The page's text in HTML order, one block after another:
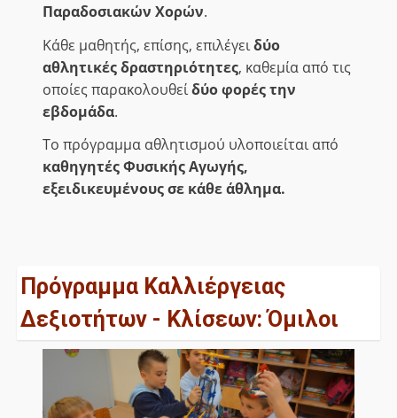
Παραδοσιακών Χορών.
Κάθε μαθητής, επίσης, επιλέγειδύο
αθλητικές δραστηριότητες, καθεμία από τις
οποίες παρακολουθείδύο φορές την
εβδομάδα.
Το πρόγραμμα αθλητισμού υλοποιείται από
καθηγητές Φυσικής Αγωγής,
εξειδικευμένους σε κάθε άθλημα.
Πρόγραμμα Καλλιέργειας
Δεξιοτήτων - Κλίσεων: Όμιλοι